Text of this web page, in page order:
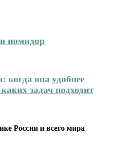
помидор
когда она удобнее
задач подходит
России и всего мира